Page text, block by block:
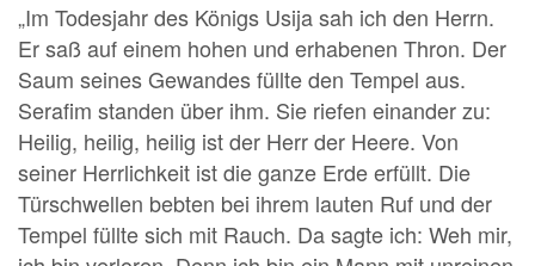
„Im Todesjahr des Königs Usija sah ich den Herrn.
Er saß auf einem hohen und erhabenen Thron. Der
Saum seines Gewandes füllte den Tempel aus.
Serafim standen über ihm. Sie riefen einander zu:
Heilig, heilig, heilig ist der Herr der Heere. Von
seiner Herrlichkeit ist die ganze Erde erfüllt. Die
Türschwellen bebten bei ihrem lauten Ruf und der
Tempel füllte sich mit Rauch. Da sagte ich: Weh mir,